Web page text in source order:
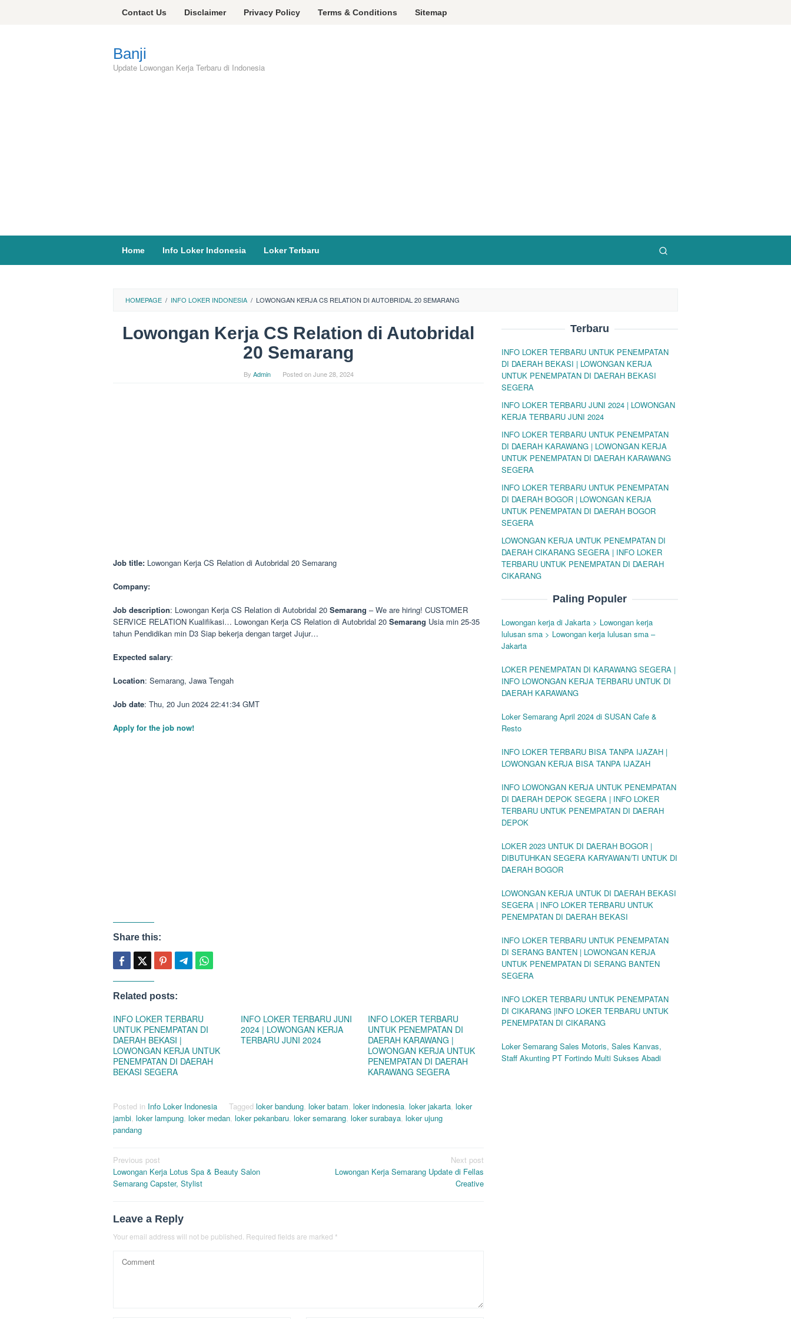
Contact Us Disclaimer Privacy Policy Terms & Conditions Sitemap
Banji
Update Lowongan Kerja Terbaru di Indonesia
Home Info Loker Indonesia Loker Terbaru
HOMEPAGE / INFO LOKER INDONESIA / LOWONGAN KERJA CS RELATION DI AUTOBRIDAL 20 SEMARANG
Lowongan Kerja CS Relation di Autobridal
20 Semarang
By Admin Posted onJune 28, 2024
Job title: Lowongan Kerja CS Relation di Autobridal 20 Semarang
Company:
Job description: Lowongan Kerja CS Relation di Autobridal 20 Semarang – We are hiring! CUSTOMER
SERVICE RELATION Kualifikasi… Lowongan Kerja CS Relation di Autobridal 20 Semarang Usia min 25-35
tahun Pendidikan min D3 Siap bekerja dengan target Jujur…
Expected salary:
Location: Semarang, Jawa Tengah
Job date: Thu, 20 Jun 2024 22:41:34 GMT
Apply for the job now!
Share this:
Related posts:
INFO LOKER TERBARU
UNTUK PENEMPATAN DI
DAERAH BEKASI |
LOWONGAN KERJA UNTUK
PENEMPATAN DI DAERAH
BEKASI SEGERA
INFO LOKER TERBARU JUNI
2024 | LOWONGAN KERJA
TERBARU JUNI 2024
INFO LOKER TERBARU
UNTUK PENEMPATAN DI
DAERAH KARAWANG |
LOWONGAN KERJA UNTUK
PENEMPATAN DI DAERAH
KARAWANG SEGERA
Posted in Info Loker Indonesia Tagged loker bandung, loker batam, loker indonesia, loker jakarta, loker
jambi, loker lampung, loker medan, loker pekanbaru, loker semarang, loker surabaya, loker ujung
pandang
Post
navigation
Previous post
Lowongan Kerja Lotus Spa & Beauty Salon
Semarang Capster, Stylist
Next post
Lowongan Kerja Semarang Update di Fellas
Creative
Leave a Reply
Your email address will not be published. Required fields are marked *
Terbaru
INFO LOKER TERBARU UNTUK PENEMPATAN
DI DAERAH BEKASI | LOWONGAN KERJA
UNTUK PENEMPATAN DI DAERAH BEKASI
SEGERA
INFO LOKER TERBARU JUNI 2024 | LOWONGAN
KERJA TERBARU JUNI 2024
INFO LOKER TERBARU UNTUK PENEMPATAN
DI DAERAH KARAWANG | LOWONGAN KERJA
UNTUK PENEMPATAN DI DAERAH KARAWANG
SEGERA
INFO LOKER TERBARU UNTUK PENEMPATAN
DI DAERAH BOGOR | LOWONGAN KERJA
UNTUK PENEMPATAN DI DAERAH BOGOR
SEGERA
LOWONGAN KERJA UNTUK PENEMPATAN DI
DAERAH CIKARANG SEGERA | INFO LOKER
TERBARU UNTUK PENEMPATAN DI DAERAH
CIKARANG
Paling Populer
Lowongan kerja di Jakarta > Lowongan kerja
lulusan sma > Lowongan kerja lulusan sma –
Jakarta
LOKER PENEMPATAN DI KARAWANG SEGERA |
INFO LOWONGAN KERJA TERBARU UNTUK DI
DAERAH KARAWANG
Loker Semarang April 2024 di SUSAN Cafe &
Resto
INFO LOKER TERBARU BISA TANPA IJAZAH |
LOWONGAN KERJA BISA TANPA IJAZAH
INFO LOWONGAN KERJA UNTUK PENEMPATAN
DI DAERAH DEPOK SEGERA | INFO LOKER
TERBARU UNTUK PENEMPATAN DI DAERAH
DEPOK
LOKER 2023 UNTUK DI DAERAH BOGOR |
DIBUTUHKAN SEGERA KARYAWAN/TI UNTUK DI
DAERAH BOGOR
LOWONGAN KERJA UNTUK DI DAERAH BEKASI
SEGERA | INFO LOKER TERBARU UNTUK
PENEMPATAN DI DAERAH BEKASI
INFO LOKER TERBARU UNTUK PENEMPATAN
DI SERANG BANTEN | LOWONGAN KERJA
UNTUK PENEMPATAN DI SERANG BANTEN
SEGERA
INFO LOKER TERBARU UNTUK PENEMPATAN
DI CIKARANG |INFO LOKER TERBARU UNTUK
PENEMPATAN DI CIKARANG
Loker Semarang Sales Motoris, Sales Kanvas,
Staff Akunting PT Fortindo Multi Sukses Abadi